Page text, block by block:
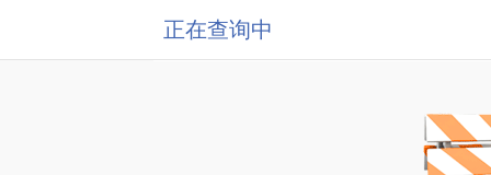
正在查询中